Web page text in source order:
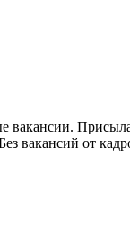
вакансии.
вакансий от